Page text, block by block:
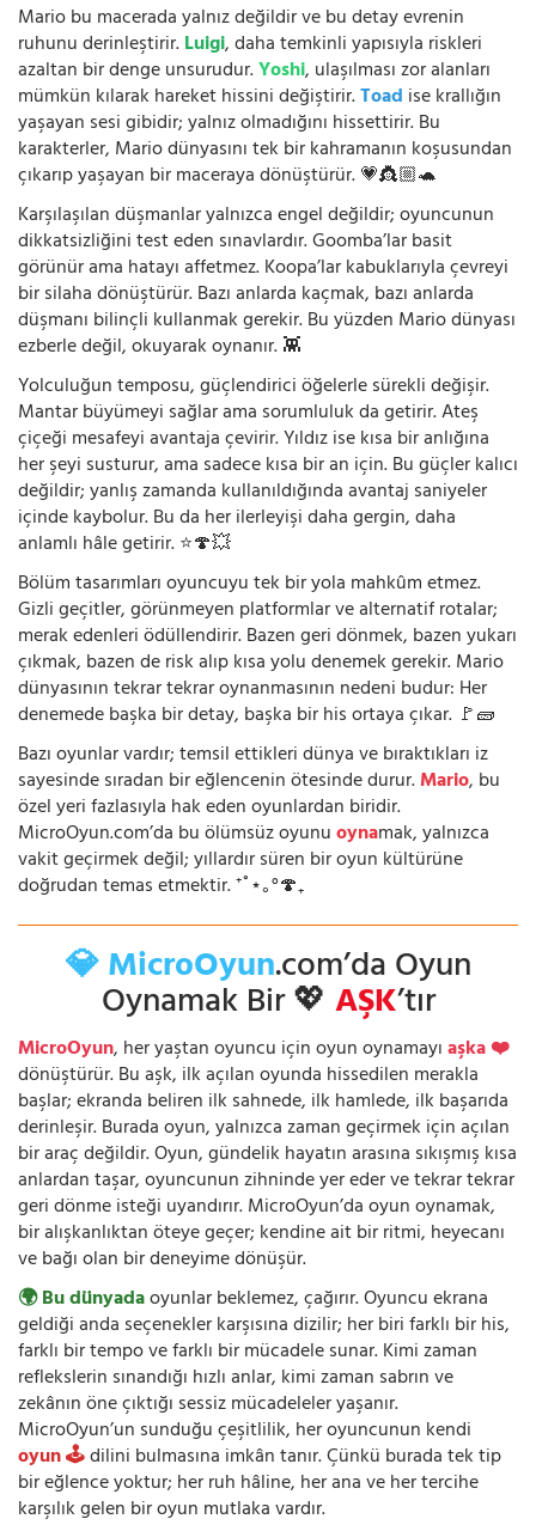
Mario bu macerada yalnız değildir ve bu detay evrenin
ruhunu derinleştirir.Luigi, daha temkinli yapısıyla riskleri
azaltan bir denge unsurudur.Yoshi, ulaşılması zor alanları
mümkün kılarak hareket hissini değiştirir.Toad ise krallığın
yaşayan sesi gibidir; yalnız olmadığını hissettirir. Bu
karakterler, Mario dünyasını tek bir kahramanın koşusundan
çıkarıp yaşayan bir maceraya dönüştürür. 💗👸🏼🐢
Karşılaşılan düşmanlar yalnızca engel değildir; oyuncunun
dikkatsizliğini test eden sınavlardır. Goomba’lar basit
görünür ama hatayı affetmez. Koopa’lar kabuklarıyla çevreyi
bir silaha dönüştürür. Bazı anlarda kaçmak, bazı anlarda
düşmanı bilinçli kullanmak gerekir. Bu yüzden Mario dünyası
ezberle değil, okuyarak oynanır. 👾
Yolculuğun temposu, güçlendirici öğelerle sürekli değişir.
Mantar büyümeyi sağlar ama sorumluluk da getirir. Ateş
çiçeği mesafeyi avantaja çevirir. Yıldız ise kısa bir anlığına
her şeyi susturur, ama sadece kısa bir an için. Bu güçler kalıcı
değildir; yanlış zamanda kullanıldığında avantaj saniyeler
içinde kaybolur. Bu da her ilerleyişi daha gergin, daha
anlamlı hâle getirir. ⭐🍄💥
Bölüm tasarımları oyuncuyu tek bir yola mahkûm etmez.
Gizli geçitler, görünmeyen platformlar ve alternatif rotalar;
merak edenleri ödüllendirir. Bazen geri dönmek, bazen yukarı
çıkmak, bazen de risk alıp kısa yolu denemek gerekir. Mario
dünyasının tekrar tekrar oynanmasının nedeni budur: Her
denemede başka bir detay, başka bir his ortaya çıkar. 🚩🧱
Bazı oyunlar vardır; temsil ettikleri dünya ve bıraktıkları iz
sayesinde sıradan bir eğlencenin ötesinde durur.Mario, bu
özel yeri fazlasıyla hak eden oyunlardan biridir.
MicroOyun.com’da bu ölümsüz oyunuoynamak, yalnızca
vakit geçirmek değil; yıllardır süren bir oyun kültürüne
doğrudan temas etmektir. ⁺˚⋆｡°🍄₊
💎 MicroOyun.com’da Oyun
Oynamak Bir 💖AŞK’tır
MicroOyun, her yaştan oyuncu için oyun oynamayıaşka ❤️
dönüştürür. Bu aşk, ilk açılan oyunda hissedilen merakla
başlar; ekranda beliren ilk sahnede, ilk hamlede, ilk başarıda
derinleşir. Burada oyun, yalnızca zaman geçirmek için açılan
bir araç değildir. Oyun, gündelik hayatın arasına sıkışmış kısa
anlardan taşar, oyuncunun zihninde yer eder ve tekrar tekrar
geri dönme isteği uyandırır. MicroOyun’da oyun oynamak,
bir alışkanlıktan öteye geçer; kendine ait bir ritmi, heyecanı
ve bağı olan bir deneyime dönüşür.
🌍 Bu dünyadaoyunlar beklemez, çağırır. Oyuncu ekrana
geldiği anda seçenekler karşısına dizilir; her biri farklı bir his,
farklı bir tempo ve farklı bir mücadele sunar. Kimi zaman
reflekslerin sınandığı hızlı anlar, kimi zaman sabrın ve
zekânın öne çıktığı sessiz mücadeleler yaşanır.
MicroOyun’un sunduğu çeşitlilik, her oyuncunun kendi
oyun 🕹️dilini bulmasına imkân tanır. Çünkü burada tek tip
bir eğlence yoktur; her ruh hâline, her ana ve her tercihe
karşılık gelen bir oyun mutlaka vardır.